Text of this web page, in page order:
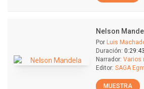
Nelson
Por Luis
Duración: 0:29:43
Narrador: Varios
Editor: SAGA
MUESTRA